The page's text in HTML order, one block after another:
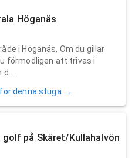
Höganäs
i Höganäs. Om du gillar
förmodligen att trivas i
denna stuga →
på Skäret/Kullahalvön